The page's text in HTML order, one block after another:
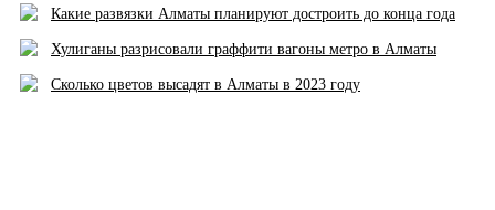
Какие развязки Алматы планируют достроить до конца года
Хулиганы разрисовали граффити вагоны метро в Алматы
Сколько цветов высадят в Алматы в 2023 году